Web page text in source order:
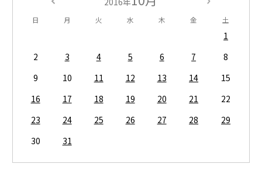
日 月 火 水 木 金 土
1
2
3 4 5 6 7
8
9
10 11 12 13 14
15
16
17 18 19 20 21
22
23
24 25 26 27 28
29
30
31